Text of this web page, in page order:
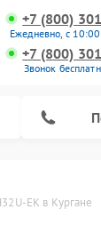
+7 (800)
Ежедневно, с
+7 (800)
Звонок
EK в Кургане